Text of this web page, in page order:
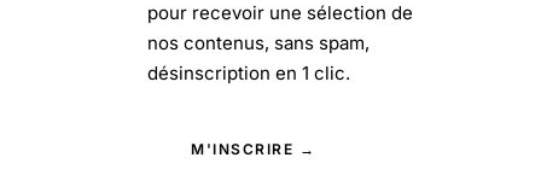
pour recevoir une sélection de
nos contenus, sans spam,
désinscription en 1 clic.
M'INSCRIRE →